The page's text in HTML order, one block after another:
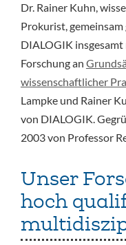
Dr. Rainer Kuhn,
Prokurist,
DIALOGIK
Forschung an
wissenschaftlicher
Lampke und Rainer
von DIALOGIK.
2003 von Professor
Unser
hoch